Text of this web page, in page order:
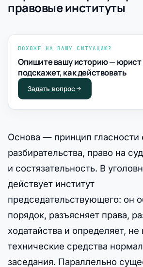
правовые институты
ПОХОЖЕ НА ВАШУ СИТУАЦИЮ?
Опишите вашу историю — юрист
подскажет, как действовать
Задать вопрос
Основа — принцип гласности
разбирательства, право на
и состязательность. В
действует институт
председательствующего: он
порядок, разъясняет права,
ходатайства и определяет,
технические средства
заседания. Параллельно